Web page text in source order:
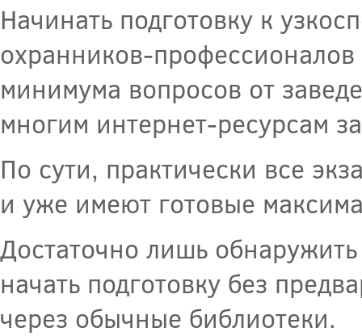
Начинать подготовку к
охранников-профессионалов
минимума вопросов от
многим интернет-ресурсам
По сути, практически все
и уже имеют готовые
Достаточно лишь
начать подготовку без
через обычные библиотеки.